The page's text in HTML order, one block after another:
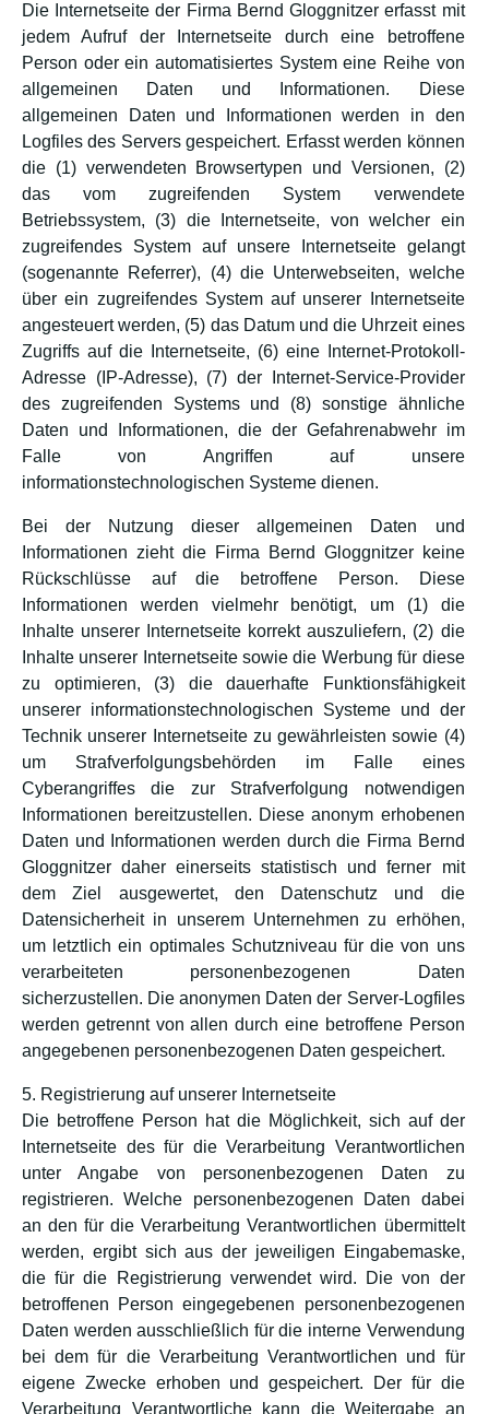
Die Internetseite der Firma Bernd Gloggnitzer erfasst mit
jedem Aufruf der Internetseite durch eine betroffene
Person oder ein automatisiertes System eine Reihe von
allgemeinen Daten und Informationen. Diese
allgemeinen Daten und Informationen werden in den
Logfiles des Servers gespeichert. Erfasst werden können
die (1) verwendeten Browsertypen und Versionen, (2)
das vom zugreifenden System verwendete
Betriebssystem, (3) die Internetseite, von welcher ein
zugreifendes System auf unsere Internetseite gelangt
(sogenannte Referrer), (4) die Unterwebseiten, welche
über ein zugreifendes System auf unserer Internetseite
angesteuert werden, (5) das Datum und die Uhrzeit eines
Zugriffs auf die Internetseite, (6) eine Internet-Protokoll-
Adresse (IP-Adresse), (7) der Internet-Service-Provider
des zugreifenden Systems und (8) sonstige ähnliche
Daten und Informationen, die der Gefahrenabwehr im
Falle von Angriffen auf unsere
informationstechnologischen Systeme dienen.
Bei der Nutzung dieser allgemeinen Daten und
Informationen zieht die Firma Bernd Gloggnitzer keine
Rückschlüsse auf die betroffene Person. Diese
Informationen werden vielmehr benötigt, um (1) die
Inhalte unserer Internetseite korrekt auszuliefern, (2) die
Inhalte unserer Internetseite sowie die Werbung für diese
zu optimieren, (3) die dauerhafte Funktionsfähigkeit
unserer informationstechnologischen Systeme und der
Technik unserer Internetseite zu gewährleisten sowie (4)
um Strafverfolgungsbehörden im Falle eines
Cyberangriffes die zur Strafverfolgung notwendigen
Informationen bereitzustellen. Diese anonym erhobenen
Daten und Informationen werden durch die Firma Bernd
Gloggnitzer daher einerseits statistisch und ferner mit
dem Ziel ausgewertet, den Datenschutz und die
Datensicherheit in unserem Unternehmen zu erhöhen,
um letztlich ein optimales Schutzniveau für die von uns
verarbeiteten personenbezogenen Daten
sicherzustellen. Die anonymen Daten der Server-Logfiles
werden getrennt von allen durch eine betroffene Person
angegebenen personenbezogenen Daten gespeichert.
5. Registrierung auf unserer Internetseite
Die betroffene Person hat die Möglichkeit, sich auf der
Internetseite des für die Verarbeitung Verantwortlichen
unter Angabe von personenbezogenen Daten zu
registrieren. Welche personenbezogenen Daten dabei
an den für die Verarbeitung Verantwortlichen übermittelt
werden, ergibt sich aus der jeweiligen Eingabemaske,
die für die Registrierung verwendet wird. Die von der
betroffenen Person eingegebenen personenbezogenen
Daten werden ausschließlich für die interne Verwendung
bei dem für die Verarbeitung Verantwortlichen und für
eigene Zwecke erhoben und gespeichert. Der für die
Verarbeitung Verantwortliche kann die Weitergabe an